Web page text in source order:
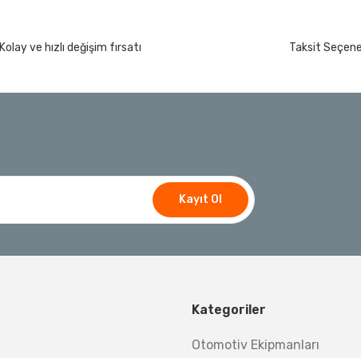
İzeltaş 14000 00 5134 Altı Köşe Lokma
4.495,26 TL
Bosch GLM 50-27 C Lazerli Uzaklık Ölçer-Lazer
Kolay ve hızlı değişim fırsatı Taksit
Kayıt Ol
Kategoriler
Otomotiv Ekipmanları